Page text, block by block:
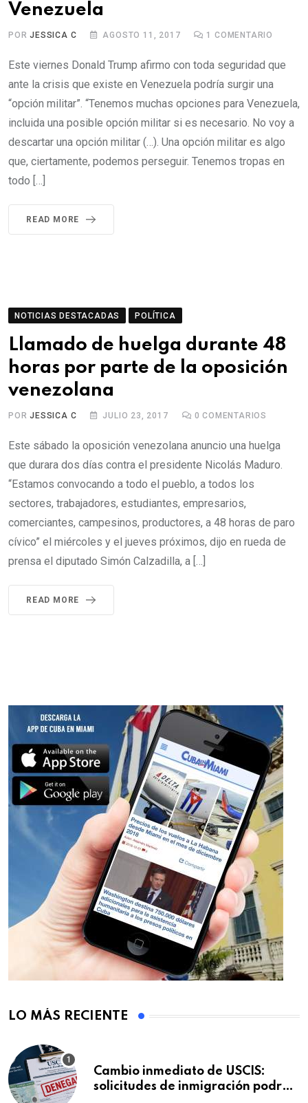
Venezuela
PORJESSICA C AGOSTO 11, 2017 1 COMENTARIO
Este viernes Donald Trump afirmo con toda seguridad que
ante la crisis que existe en Venezuela podría surgir una
“opción militar”. “Tenemos muchas opciones para Venezuela,
incluida una posible opción militar si es necesario. No voy a
descartar una opción militar (…). Una opción militar es algo
que, ciertamente, podemos perseguir. Tenemos tropas en
todo […]
READ MORE
NOTICIAS DESTACADAS POLÍTICA
Llamado de huelga durante 48
horas por parte de la oposición
venezolana
PORJESSICA C JULIO 23, 2017 0 COMENTARIOS
Este sábado la oposición venezolana anuncio una huelga
que durara dos días contra el presidente Nicolás Maduro.
“Estamos convocando a todo el pueblo, a todos los
sectores, trabajadores, estudiantes, empresarios,
comerciantes, campesinos, productores, a 48 horas de paro
cívico” el miércoles y el jueves próximos, dijo en rueda de
prensa el diputado Simón Calzadilla, a […]
READ MORE
LO MÁS RECIENTE
Cambio inmediato de USCIS:
solicitudes de inmigración podrán